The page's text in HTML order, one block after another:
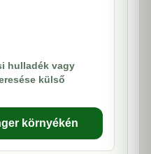
hulladék vagy
külső
környékén